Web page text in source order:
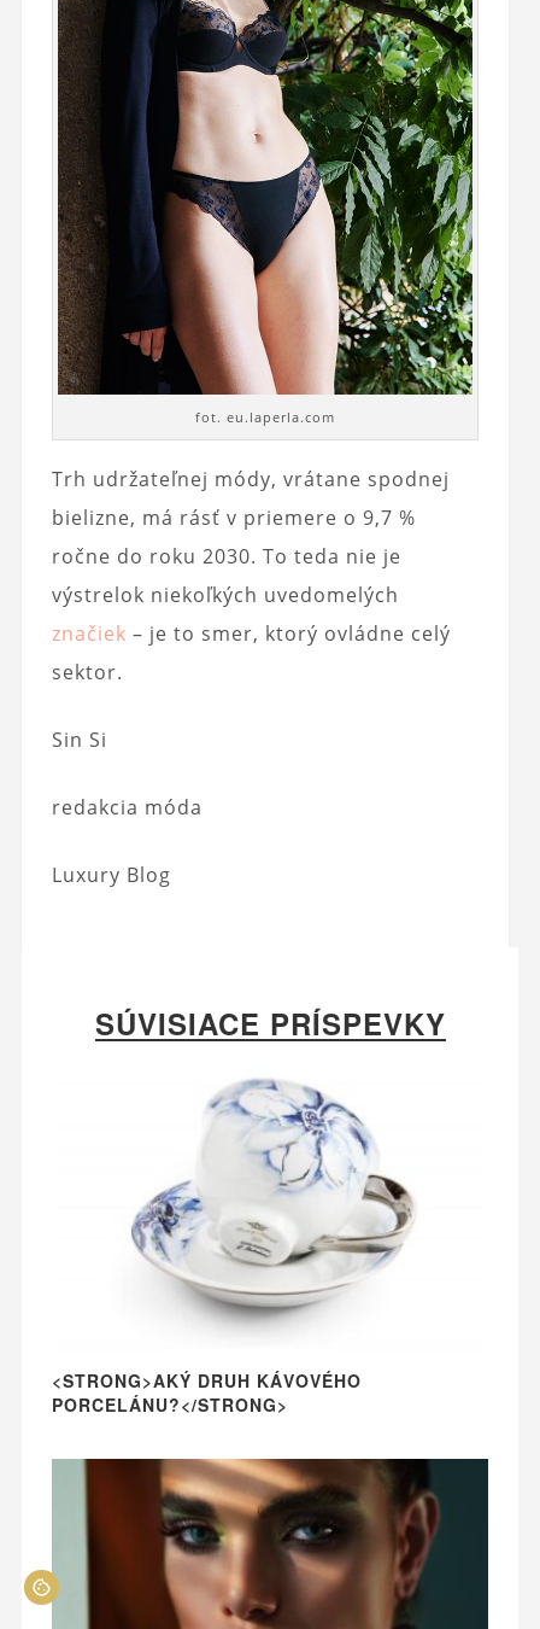
fot. eu.laperla.com
Trh udržateľnej módy, vrátane spodnej
bielizne, má rásť v priemere o 9,7 %
ročne do roku 2030. To teda nie je
výstrelok niekoľkých uvedomelých
značiek – je to smer, ktorý ovládne celý
sektor.
Sin Si
redakcia móda
Luxury Blog
SÚVISIACE PRÍSPEVKY
<STRONG>AKÝ DRUH KÁVOVÉHO
PORCELÁNU?</STRONG>